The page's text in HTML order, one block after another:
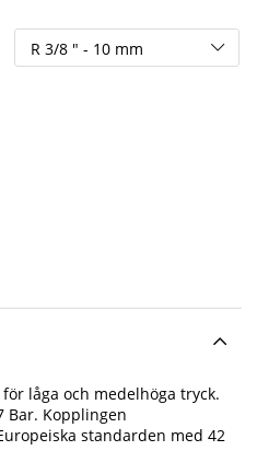
låga och medelhöga tryck.
Bar. Kopplingen
standarden med 42